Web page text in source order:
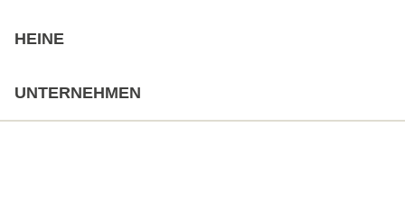
HEINE
UNTERNEHMEN